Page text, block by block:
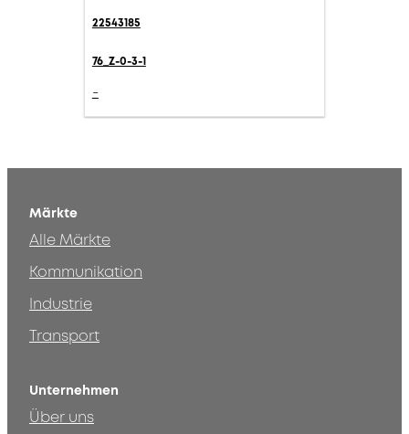
22543185
76_Z-0-3-1
-
Märkte
Alle Märkte
Kommunikation
Industrie
Transport
Unternehmen
Über uns